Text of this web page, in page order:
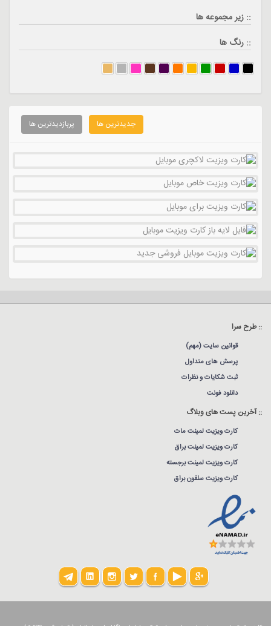
:: زیر مجموعه ها
:: رنگ ها
جدیدترین ها پربازدیدترین ها
:: طرح سرا
قوانین سایت (مهم)
پرسش های متداول
ثبت شکایات و نظرات
دانلود فونت
:: آخرین پست های وبلاگ
کارت ویزیت لمینت مات
کارت ویزیت لمینت براق
کارت ویزیت لمینت برجسته
کارت ویزیت سلفون براق